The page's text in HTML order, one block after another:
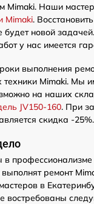
Mimaki. Наши
Mimaki.
будет новой
у нас имеется
выполнения
техники Mimaki. Мы
на наших
JV150-160. При
скидка -25%.
в
ремонт
в
востребованы